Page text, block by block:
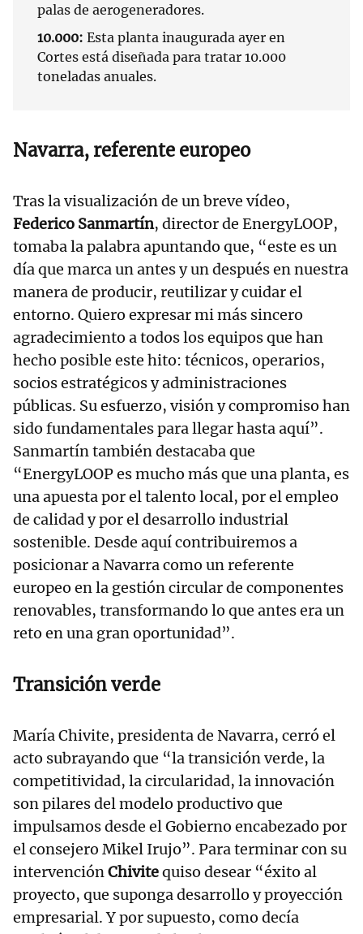
palas de aerogeneradores.
10.000: Esta planta inaugurada ayer en
Cortes está diseñada para tratar 10.000
toneladas anuales.
Navarra, referente europeo
Tras la visualización de un breve vídeo,
Federico Sanmartín, director de EnergyLOOP,
tomaba la palabra apuntando que, “este es un
día que marca un antes y un después en nuestra
manera de producir, reutilizar y cuidar el
entorno. Quiero expresar mi más sincero
agradecimiento a todos los equipos que han
hecho posible este hito: técnicos, operarios,
socios estratégicos y administraciones
públicas. Su esfuerzo, visión y compromiso han
sido fundamentales para llegar hasta aquí”.
Sanmartín también destacaba que
“EnergyLOOP es mucho más que una planta, es
una apuesta por el talento local, por el empleo
de calidad y por el desarrollo industrial
sostenible. Desde aquí contribuiremos a
posicionar a Navarra como un referente
europeo en la gestión circular de componentes
renovables, transformando lo que antes era un
reto en una gran oportunidad”.
Transición verde
María Chivite, presidenta de Navarra, cerró el
acto subrayando que “la transición verde, la
competitividad, la circularidad, la innovación
son pilares del modelo productivo que
impulsamos desde el Gobierno encabezado por
el consejero Mikel Irujo”. Para terminar con su
intervenciónChivitequiso desear “éxito al
proyecto, que suponga desarrollo y proyección
empresarial. Y por supuesto, como decía